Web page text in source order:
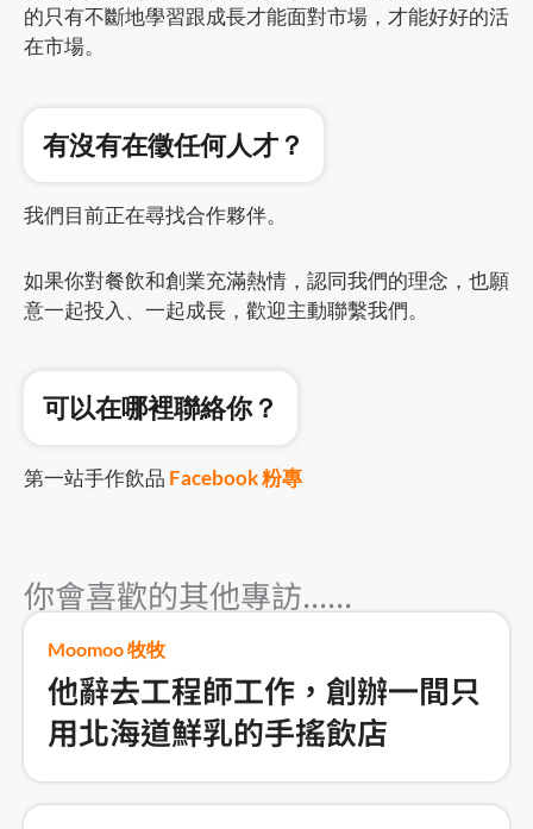
的只有不斷地學習跟成長才能面對市場，才能好好的活
在市場。
有沒有在徵任何人才？
我們目前正在尋找合作夥伴。
如果你對餐飲和創業充滿熱情，認同我們的理念，也願
意一起投入、一起成長，歡迎主動聯繫我們。
可以在哪裡聯絡你？
第一站手作飲品 Facebook 粉專
你會喜歡的其他專訪......
Moomoo 牧牧
他辭去工程師工作，創辦一間只
用北海道鮮乳的手搖飲店